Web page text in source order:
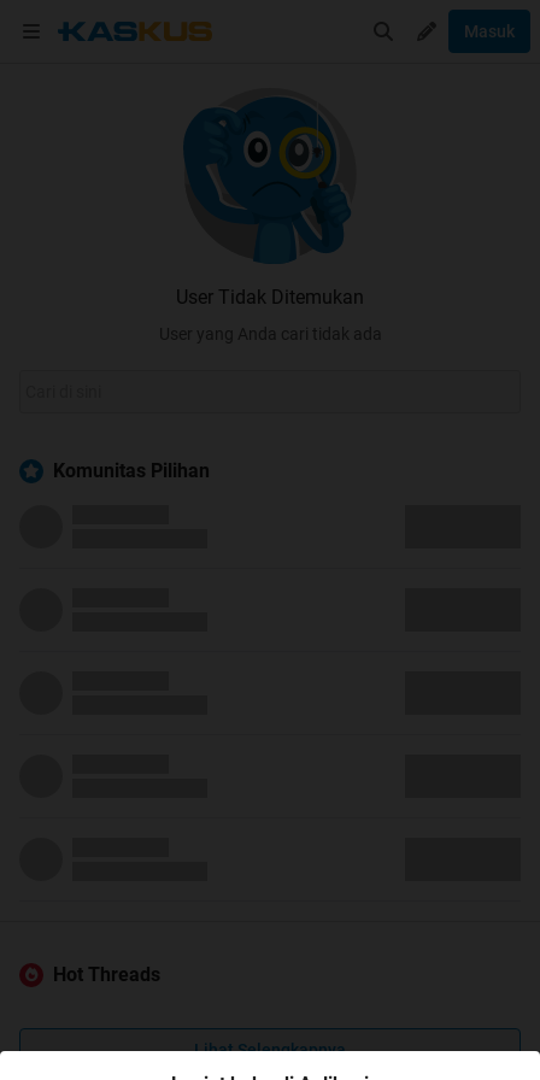
Masuk
User Tidak Ditemukan
User yang Anda cari tidak ada
Komunitas Pilihan
Hot Threads
Lihat Selengkapnya